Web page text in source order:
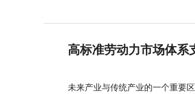
高标准劳动力市场体系
未来产业与传统产业的一个重要